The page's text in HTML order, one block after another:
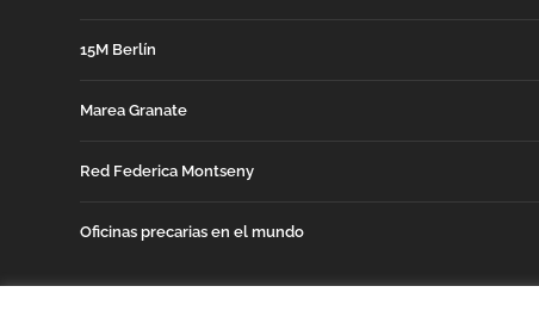
15M Berlín
Marea Granate
Red Federica Montseny
Oficinas precarias en el mundo